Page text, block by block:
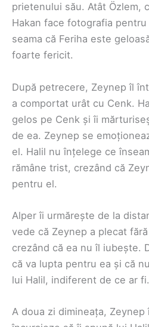
prietenului său. Atât Özlem,
Hakan face fotografia
seama că Feriha este
foarte fericit.
După petrecere, Zeynep îl
a comportat urât cu Cenk.
gelos pe Cenk și îi
de ea. Zeynep se
el. Halil nu înțelege ce
rămâne trist, crezând că
pentru el.
Alper îi urmărește de la
vede că Zeynep a plecat
crezând că ea nu îl iubește.
că va lupta pentru ea și că
lui Halil, indiferent de ce ar fi.
A doua zi dimineața, Zeynep